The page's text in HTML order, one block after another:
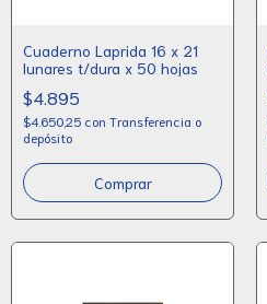
Cuaderno Laprida 16 x 21
lunares t/dura x 50 hojas
$4.895
$4.650,25 con Transferencia o
depósito
Comprar